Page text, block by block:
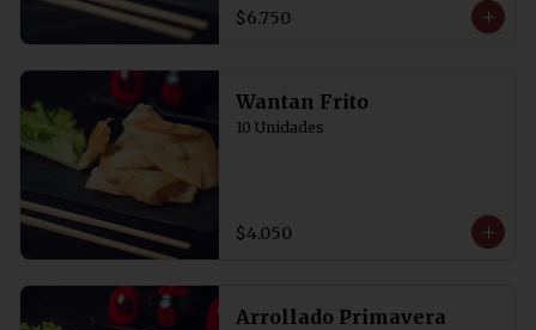
Acompañadas de salsa de soya con
un toque de vinagre. 5 Unidades
$6.750
Wantan Frito
10 Unidades
$4.050
Arrollado Primavera